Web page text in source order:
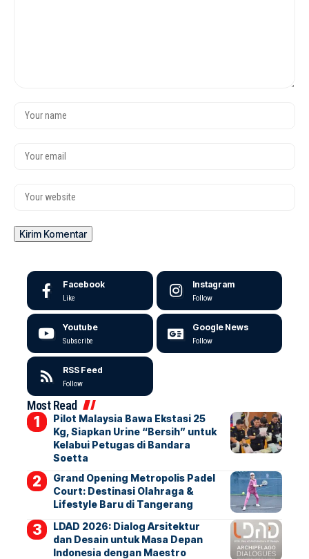
Facebook
Like
Instagram
Follow
Youtube
Subscribe
Google News
Follow
RSS Feed
Follow
Most Read
Pilot Malaysia Bawa Ekstasi 25
Kg, Siapkan Urine “Bersih” untuk
Kelabui Petugas di Bandara
Soetta
Grand Opening Metropolis Padel
Court: Destinasi Olahraga &
Lifestyle Baru di Tangerang
LDAD 2026: Dialog Arsitektur
dan Desain untuk Masa Depan
Indonesia dengan Maestro